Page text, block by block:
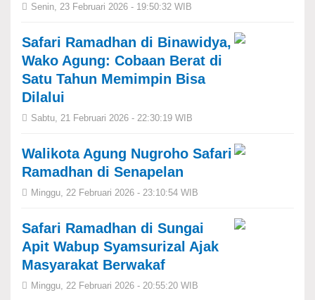
Senin, 23 Februari 2026 - 19:50:32 WIB
Safari Ramadhan di Binawidya,
Wako Agung: Cobaan Berat di
Satu Tahun Memimpin Bisa
Dilalui
Sabtu, 21 Februari 2026 - 22:30:19 WIB
Walikota Agung Nugroho Safari
Ramadhan di Senapelan
Minggu, 22 Februari 2026 - 23:10:54 WIB
Safari Ramadhan di Sungai
Apit Wabup Syamsurizal Ajak
Masyarakat Berwakaf
Minggu, 22 Februari 2026 - 20:55:20 WIB